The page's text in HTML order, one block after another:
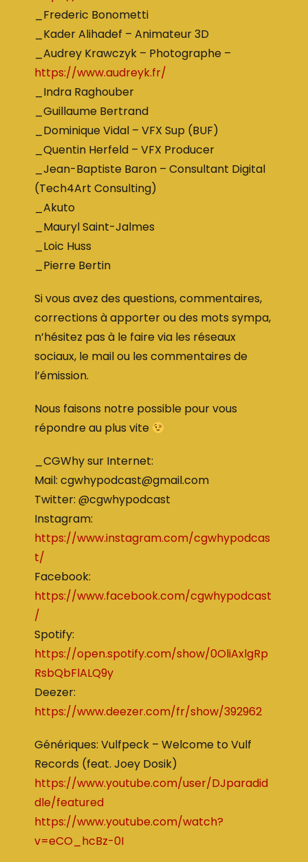
_Frederic Bonometti
_Kader Alihadef – Animateur 3D
_Audrey Krawczyk – Photographe –
https://www.audreyk.fr/
_Indra Raghouber
_Guillaume Bertrand
_Dominique Vidal – VFX Sup (BUF)
_Quentin Herfeld – VFX Producer
_Jean-Baptiste Baron – Consultant Digital
(Tech4Art Consulting)
_Akuto
_Mauryl Saint-Jalmes
_Loic Huss
_Pierre Bertin
Si vous avez des questions, commentaires,
corrections à apporter ou des mots sympa,
n’hésitez pas à le faire via les réseaux
sociaux, le mail ou les commentaires de
l’émission.
Nous faisons notre possible pour vous
répondre au plus vite
_CGWhy sur Internet:
Mail: cgwhypodcast@gmail.com
Twitter: @cgwhypodcast
Instagram:
https://www.instagram.com/cgwhypodcas
t/
Facebook:
https://www.facebook.com/cgwhypodcast
/
Spotify:
https://open.spotify.com/show/0OliAxlgRp
RsbQbFlALQ9y
Deezer:
https://www.deezer.com/fr/show/392962
Génériques: Vulfpeck – Welcome to Vulf
Records (feat. Joey Dosik)
https://www.youtube.com/user/DJparadid
dle/featured
https://www.youtube.com/watch?
v=eCO_hcBz-0I